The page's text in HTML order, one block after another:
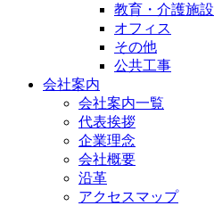
教育・介護施設
オフィス
その他
公共工事
会社案内
会社案内一覧
代表挨拶
企業理念
会社概要
沿革
アクセスマップ